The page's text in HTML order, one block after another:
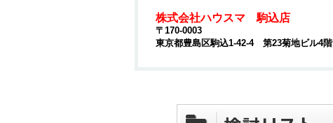
株式会社ハウスマ 駒込店
〒170-0003
東京都豊島区駒込1-42-4 第23菊地ビル4階